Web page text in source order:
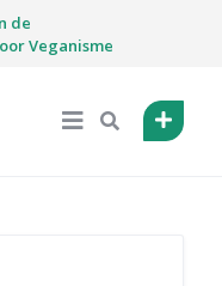
de
Veganisme